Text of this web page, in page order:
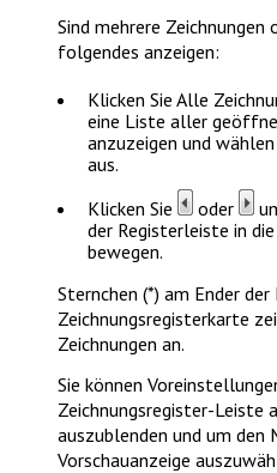
Sind mehrere
folgendes anzeigen:
Klicken SieAlle
eine Liste aller
anzuzeigen und
aus.
Klicken Sie
oder
der Registerleiste in
bewegen.
Sternchen (*) am Ender
Zeichnungsregisterkarte
Zeichnungen an.
Sie können
Zeichnungsregister-Leiste
auszublenden und um den
Vorschauanzeige